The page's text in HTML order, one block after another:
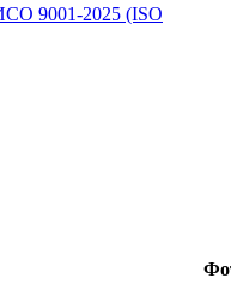
9001-2025 (ISO